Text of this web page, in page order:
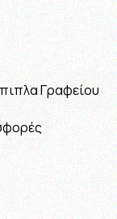
Γραφείου